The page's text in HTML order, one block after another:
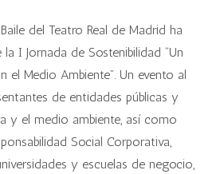
del Teatro Real de Madrid ha
I Jornada de Sostenibilidad “Un
el Medio Ambiente”. Un evento al
de entidades públicas y
y el medio ambiente, así como
Social Corporativa,
y escuelas de negocio,